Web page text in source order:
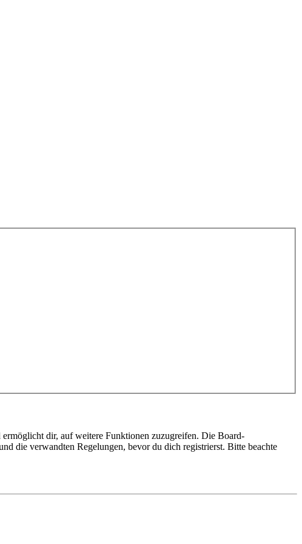
dir, auf weitere Funktionen zuzugreifen. Die Board-
die verwandten Regelungen, bevor du dich registrierst. Bitte beachte